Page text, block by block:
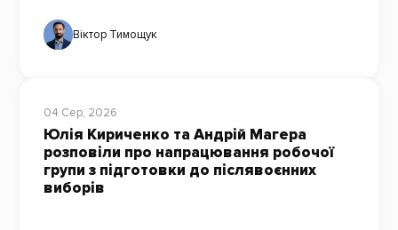
Віктор Тимощук
04 Сер, 2026
Юлія Кириченко та Андрій Магера
розповіли про напрацювання робочої
групи з підготовки до післявоєнних
виборів